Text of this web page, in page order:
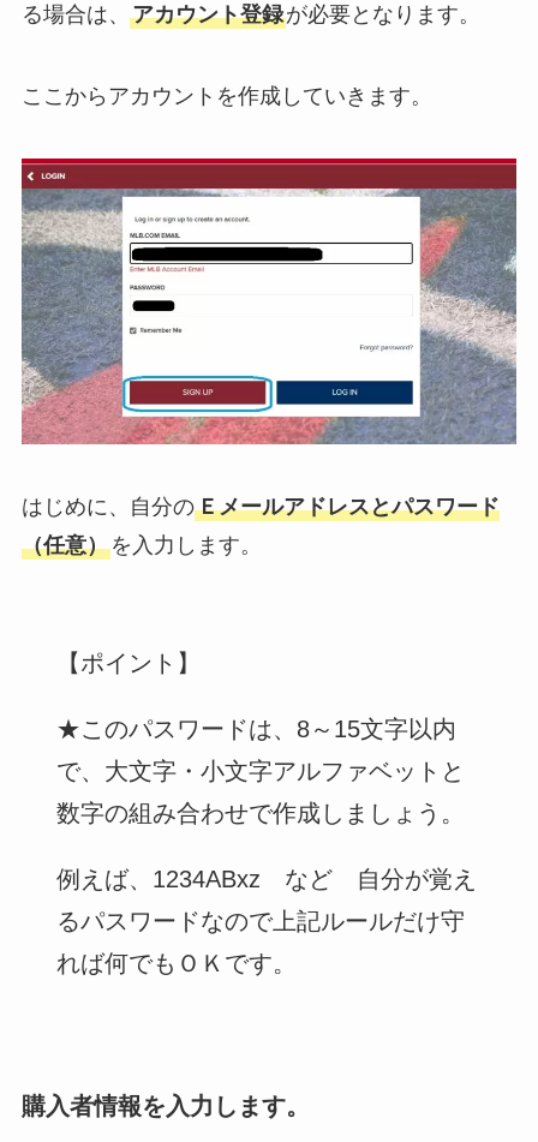
る場合は、 アカウント登録が必要となります。
ここからアカウントを作成していきます。
はじめに、自分のＥメールアドレスとパスワード
（任意）を入力します。
【ポイント】
★このパスワードは、8～15文字以内
で、大文字・小文字アルファベットと
数字の組み合わせで作成しましょう。
例えば、1234ABxz など 自分が覚え
るパスワードなので上記ルールだけ守
れば何でもＯＫです。
購入者情報を入力します。